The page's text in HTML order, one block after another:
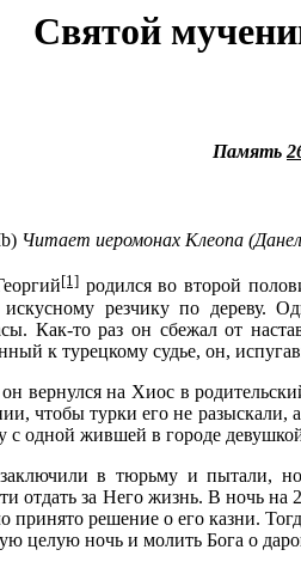
Святой
Память
) Читает иеромонах Клеопа
[1]родился во второй
резчику по дереву.
Как-то раз он сбежал от
к турецкому судье, он,
вернулся на Хиос в
чтобы турки его не разыскали,
с одной жившей в городе
в тюрьму и пытали, но
отдать за Него жизнь. В ночь на
принято решение о его казни.
целую ночь и молить Бога о